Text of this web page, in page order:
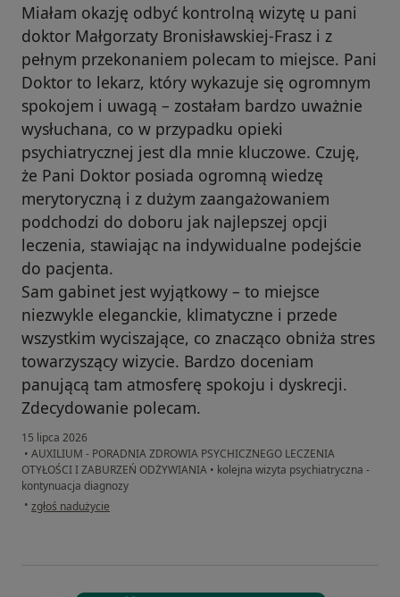
Miałam okazję odbyć kontrolną wizytę u pani
doktor Małgorzaty Bronisławskiej-Frasz i z
pełnym przekonaniem polecam to miejsce. Pani
Doktor to lekarz, który wykazuje się ogromnym
spokojem i uwagą – zostałam bardzo uważnie
wysłuchana, co w przypadku opieki
psychiatrycznej jest dla mnie kluczowe. Czuję,
że Pani Doktor posiada ogromną wiedzę
merytoryczną i z dużym zaangażowaniem
podchodzi do doboru jak najlepszej opcji
leczenia, stawiając na indywidualne podejście
do pacjenta.
Sam gabinet jest wyjątkowy – to miejsce
niezwykle eleganckie, klimatyczne i przede
wszystkim wyciszające, co znacząco obniża stres
towarzyszący wizycie. Bardzo doceniam
panującą tam atmosferę spokoju i dyskrecji.
Zdecydowanie polecam.
15 lipca 2026
• AUXILIUM - PORADNIA ZDROWIA PSYCHICZNEGO LECZENIA
OTYŁOŚCI I ZABURZEŃ ODŻYWIANIA • kolejna wizyta psychiatryczna -
kontynuacja diagnozy
• w opinii użytkownika Anna
zgłoś nadużycie